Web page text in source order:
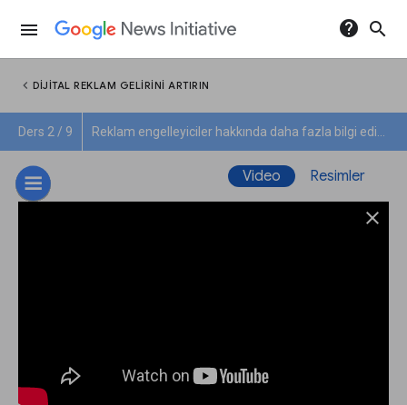
menu help search
chevron_left DIJITAL REKLAM GELIRINI ARTIRIN
Ders 2 / 9
Video Resimler
close